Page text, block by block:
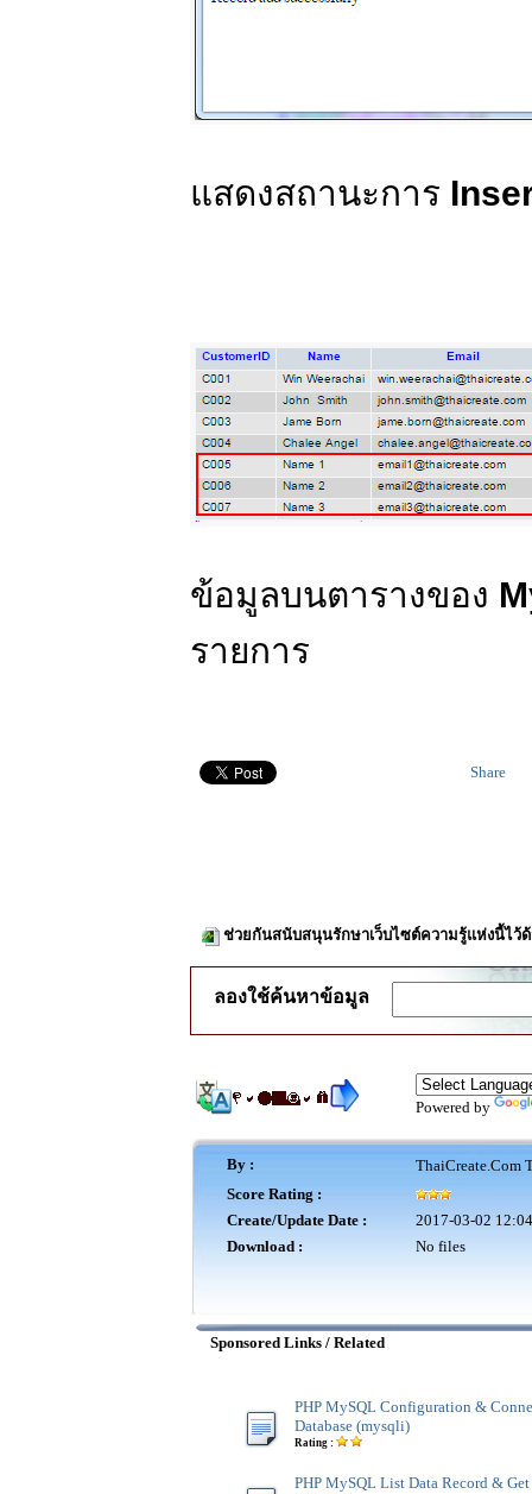
แสดงสถานะการ
ข้อมูลบนตารางของ
รายการ
Share
ช่วยกันสนับสนุนรักษาเว็บไซต์ความรู้แห่งนี้ไว้
ลองใช้ค้นหาข้อมูล
Powered by
By :
Score Rating :
Create/Update Date :
2017-03-02
Download :
No files
Sponsored Links / Related
PHP MySQL Configuration &
Database (mysqli)
Rating :
PHP MySQL List Data Record &